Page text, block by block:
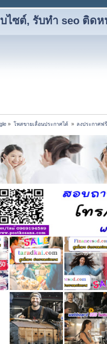
ไซต์, รับทำ seo ติด
» โพสขายเลื่อนประกาศได้ » ลงประกาศฟ